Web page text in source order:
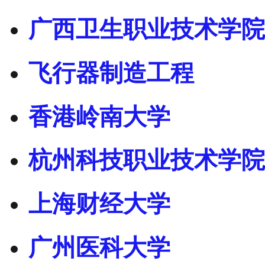
广西卫生职业技术学院
飞行器制造工程
香港岭南大学
杭州科技职业技术学院
上海财经大学
广州医科大学